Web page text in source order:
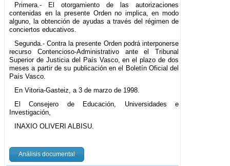
Primera.- El otorgamiento de las autorizaciones
contenidas en la presente Orden no implica, en modo
alguno, la obtención de ayudas a través del régimen de
conciertos educativos.
Segunda.- Contra la presente Orden podrá interponerse
recurso Contencioso-Administrativo ante el Tribunal
Superior de Justicia del País Vasco, en el plazo de dos
meses a partir de su publicación en el Boletín Oficial del
País Vasco.
En Vitoria-Gasteiz, a 3 de marzo de 1998.
El Consejero de Educación, Universidades e
Investigación,
INAXIO OLIVERI ALBISU.
Análisis documental